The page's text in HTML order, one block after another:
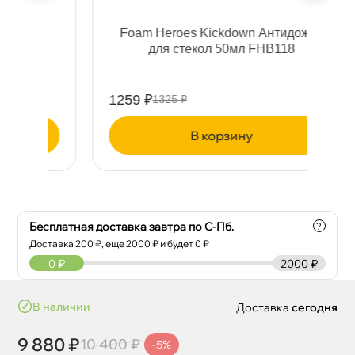
Foam Heroes Kickdown Антидождь
для стекол 50мл FHB118
1325 ₽
корзину
Бесплатная доставка завтра по С-Пб.
Доставка200 ₽, еще2000 ₽ и будет 0 ₽
?
2000 ₽
0 ₽
наличии
9 880 ₽10 400 ₽ -5%
Доставка сегодня